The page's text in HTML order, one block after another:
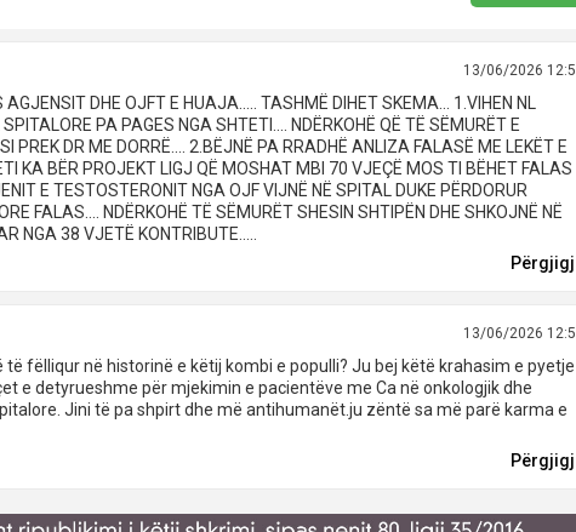
13/06/2026
DHE OJFT E HUAJA..... TASHMË DIHET SKEMA... 1.VIHEN NL
PA PAGES NGA SHTETI.... NDËRKOHË QË TË SËMURËT E
PREK DR ME DORRË.... 2.BËJNË PA RRADHË ANLIZA FALASË ME LEKËT E
KA BËR PROJEKT LIGJ QË MOSHAT MBI 70 VJEÇË MOS TI BËHET FALAS
E TESTOSTERONIT NGA OJF VIJNË NË SPITAL DUKE PËRDORUR
FALAS.... NDËRKOHË TË SËMURËT SHESIN SHTIPËN DHE SHKOJNË NË
NGA 38 VJETË KONTRIBUTE.....
13/06/2026
fëlliqur në historinë e këtij kombi e populli? Ju bej këtë krahasim e pyetje
e detyrueshme për mjekimin e pacientëve me Ca në onkologjik dhe
Jini të pa shpirt dhe më antihumanët.ju zëntë sa më parë karma e